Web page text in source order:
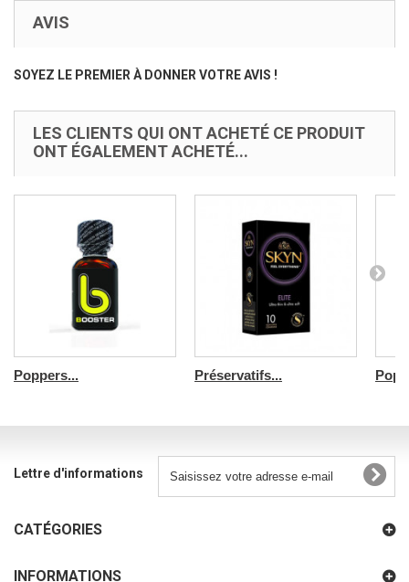
AVIS
SOYEZ LE PREMIER À DONNER VOTRE AVIS !
LES CLIENTS QUI ONT ACHETÉ CE PRODUIT
ONT ÉGALEMENT ACHETÉ...
Poppers... Préservatifs...
Lettre d'informations
CATÉGORIES
INFORMATIONS